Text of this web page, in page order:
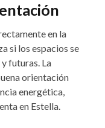
en la
si los espacios se
futuras. La
orientación
energética,
en Estella.